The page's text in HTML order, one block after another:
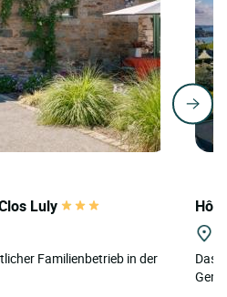
Luly
Familienbetrieb in der
Das